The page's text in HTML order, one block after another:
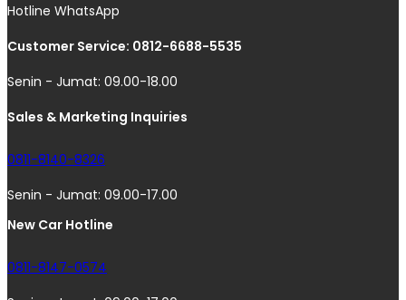
Hotline WhatsApp
Customer Service: 0812-6688-5535
Senin - Jumat: 09.00-18.00
Sales & Marketing Inquiries
0811-8140-8326
Senin - Jumat: 09.00-17.00
New Car Hotline
0811-8147-0574